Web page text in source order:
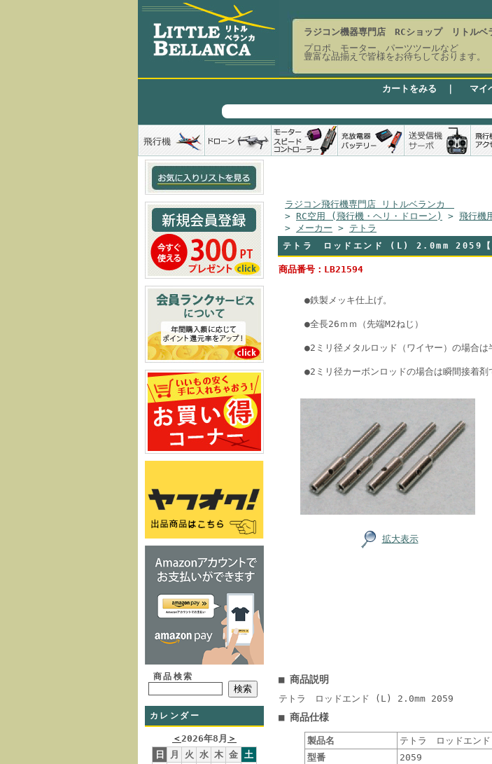
ラジコン機器専門店 RCショップ リトルベ
プロポ、モーター、パーツツールなど
豊富な品揃えで皆様をお待ちしております。
カートをみる マイ
商品検索
カレンダー
＜2026年8月 ＞
日
月 火 水 木 金 土
ラジコン飛行機専門店 リトルベランカ
> RC空用 (飛行機・ヘリ・ドローン) > 飛行機
>
メーカー > テトラ
テトラ ロッドエンド (L) 2.0mm 2059【
商品番号：LB21594
●鉄製メッキ仕上げ。
●全長26ｍｍ（先端M2ねじ）
●2ミリ径メタルロッド（ワイヤー）の場合は
●2ミリ径カーボンロッドの場合は瞬間接着剤
拡大表示
■ 商品説明
テトラ ロッドエンド (L) 2.0mm 2059
■ 商品仕様
製品名
テトラ ロッドエン
型番
2059